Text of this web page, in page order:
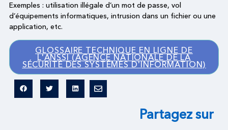
Exemples : utilisation illégale d’un mot de passe, vol
d’équipements informatiques, intrusion dans un fichier ou une
application, etc.
GLOSSAIRE TECHNIQUE EN LIGNE DE
L'ANSSI (AGENCE NATIONALE DE LA
SÉCURITÉ DES SYSTÈMES D'INFORMATION)
Partagez sur